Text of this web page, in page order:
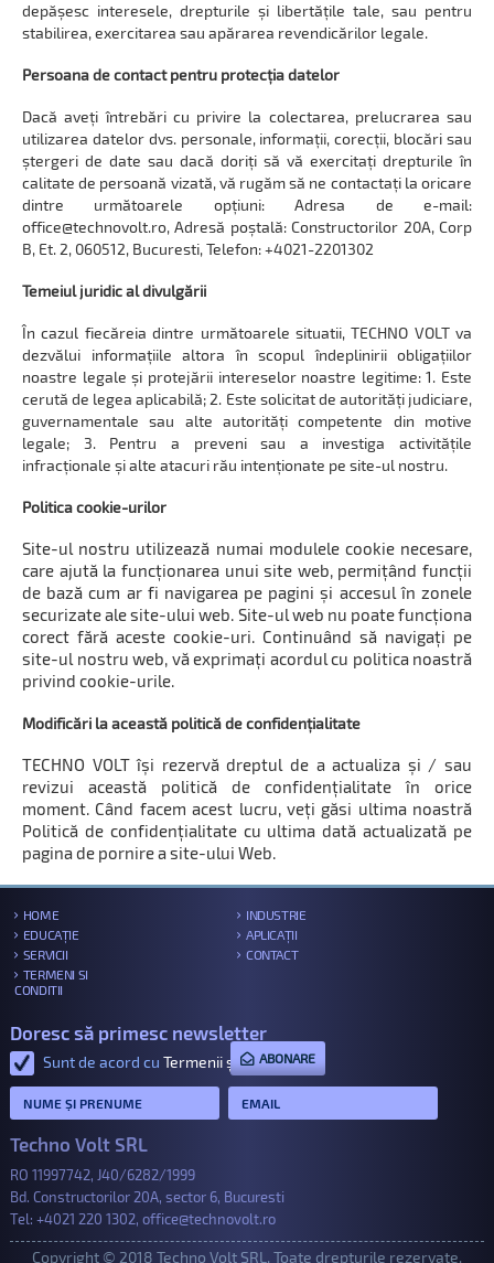
depășesc interesele, drepturile și libertățile tale, sau pentru
stabilirea, exercitarea sau apărarea revendicărilor legale.
Persoana de contact pentru protecția datelor
Dacă aveți întrebări cu privire la colectarea, prelucrarea sau
utilizarea datelor dvs. personale, informații, corecții, blocări sau
ștergeri de date sau dacă doriți să vă exercitați drepturile în
calitate de persoană vizată, vă rugăm să ne contactați la oricare
dintre următoarele opțiuni: Adresa de e-mail:
office@technovolt.ro, Adresă poștală: Constructorilor 20A, Corp
B, Et. 2, 060512, Bucuresti, Telefon: +4021-2201302
Temeiul juridic al divulgării
În cazul fiecăreia dintre următoarele situatii, TECHNO VOLT va
dezvălui informațiile altora în scopul îndeplinirii obligațiilor
noastre legale și protejării intereselor noastre legitime: 1. Este
cerută de legea aplicabilă; 2. Este solicitat de autorități judiciare,
guvernamentale sau alte autorități competente din motive
legale; 3. Pentru a preveni sau a investiga activitățile
infracționale și alte atacuri rău intenționate pe site-ul nostru.
Politica cookie-urilor
Site-ul nostru utilizează numai modulele cookie necesare,
care ajută la funcționarea unui site web, permițând funcții
de bază cum ar fi navigarea pe pagini și accesul în zonele
securizate ale site-ului web. Site-ul web nu poate funcționa
corect fără aceste cookie-uri. Continuând să navigați pe
site-ul nostru web, vă exprimați acordul cu politica noastră
privind cookie-urile.
Modificări la această politică de confidențialitate
TECHNO VOLT își rezervă dreptul de a actualiza și / sau
revizui această politică de confidențialitate în orice
moment. Când facem acest lucru, veți găsi ultima noastră
Politică de confidențialitate cu ultima dată actualizată pe
pagina de pornire a site-ului Web.
HOME
INDUSTRIE
EDUCAȚIE
APLICAȚII
SERVICII
CONTACT
TERMENI SI
CONDITII
Doresc să primesc newsletter
Sunt de acord cu Termenii și condițiile.
ABONARE
Techno Volt SRL
RO 11997742, J40/6282/1999
Bd. Constructorilor 20A, sector 6, Bucuresti
Tel: +4021 220 1302, office@technovolt.ro
Copyright © 2018 Techno Volt SRL. Toate drepturile rezervate.